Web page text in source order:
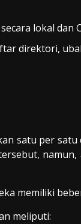
lokal dan
direktori,
satu per
memiliki
meliputi: